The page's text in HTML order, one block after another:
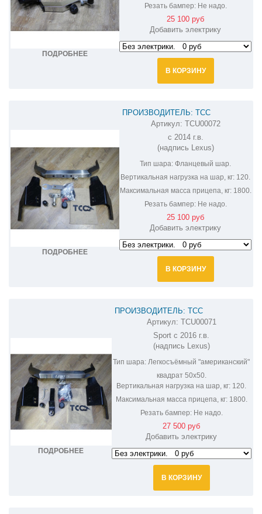
ПОДРОБНЕЕ
Резать бампер:Не надо.
25 100 руб
Добавить электрику
В КОРЗИНУ
ПОДРОБНЕЕ
ПРОИЗВОДИТЕЛЬ: ТСС
ФАРКОП НА LEXUS GX 460 TCU00072
Артикул: TCU00072
c 2014 г.в.
(надпись Lexus)
Тип шара: Фланцевый шар.
Вертикальная нагрузка на шар, кг: 120.
Максимальная масса прицепа, кг:1800.
Резать бампер:Не надо.
25 100 руб
Добавить электрику
В КОРЗИНУ
ПОДРОБНЕЕ
ПРОИЗВОДИТЕЛЬ: ТСС
ФАРКОП НА LEXUS GX 460 TCU00071
Артикул: TCU00071
Sport c 2016 г.в.
(надпись Lexus)
Тип шара: Легкосъёмный "американский"
квадрат 50х50.
Вертикальная нагрузка на шар, кг: 120.
Максимальная масса прицепа, кг:1800.
Резать бампер:Не надо.
27 500 руб
Добавить электрику
В КОРЗИНУ